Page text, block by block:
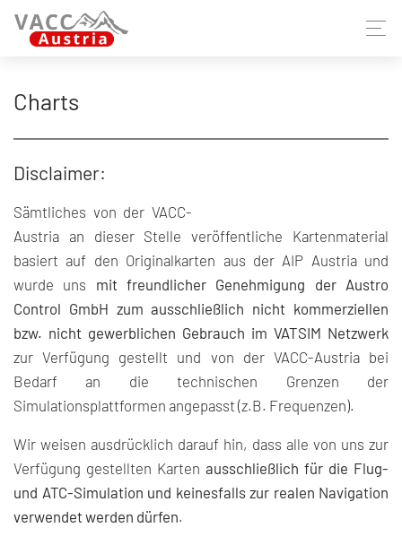
Charts
Disclaimer:
Sämtliches von der VACC-
Austria an dieser Stelle veröffentliche Kartenmaterial
basiert auf den Originalkarten aus der AIP Austria und
wurde uns mit freundlicher Genehmigung der Austro
Control GmbH zum ausschließlich nicht kommerziellen
bzw. nicht gewerblichen Gebrauch im VATSIM Netzwerk
zur Verfügung gestellt und von der VACC-Austria bei
Bedarf an die technischen Grenzen der
Simulationsplattformen angepasst (z.B. Frequenzen).
Wir weisen ausdrücklich darauf hin, dass alle von uns zur
Verfügung gestellten Karten ausschließlich für die Flug-
und ATC-Simulation und keinesfalls zur realen Navigation
verwendet werden dürfen.